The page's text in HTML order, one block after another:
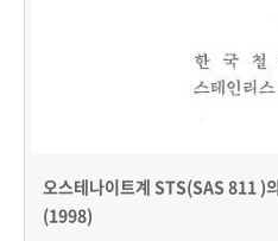
오스테나이트계 STS(SAS 811 )
(1998)